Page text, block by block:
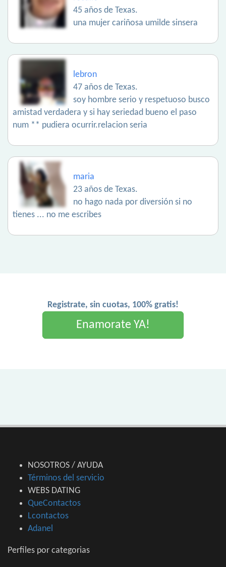
45 años de Texas.
una mujer cariñosa umilde sinsera
lebron
47 años de Texas.
soy hombre serio y respetuoso busco
amistad verdadera y si hay seriedad bueno el paso
num ** pudiera ocurrir.relacion seria
maria
23 años de Texas.
no hago nada por diversión si no
tienes ... no me escribes
Registrate, sin cuotas, 100% gratis!
Enamorate YA!
NOSOTROS / AYUDA
Términos del servicio
WEBS DATING
QueContactos
Lcontactos
Adanel
Perfiles por categorias